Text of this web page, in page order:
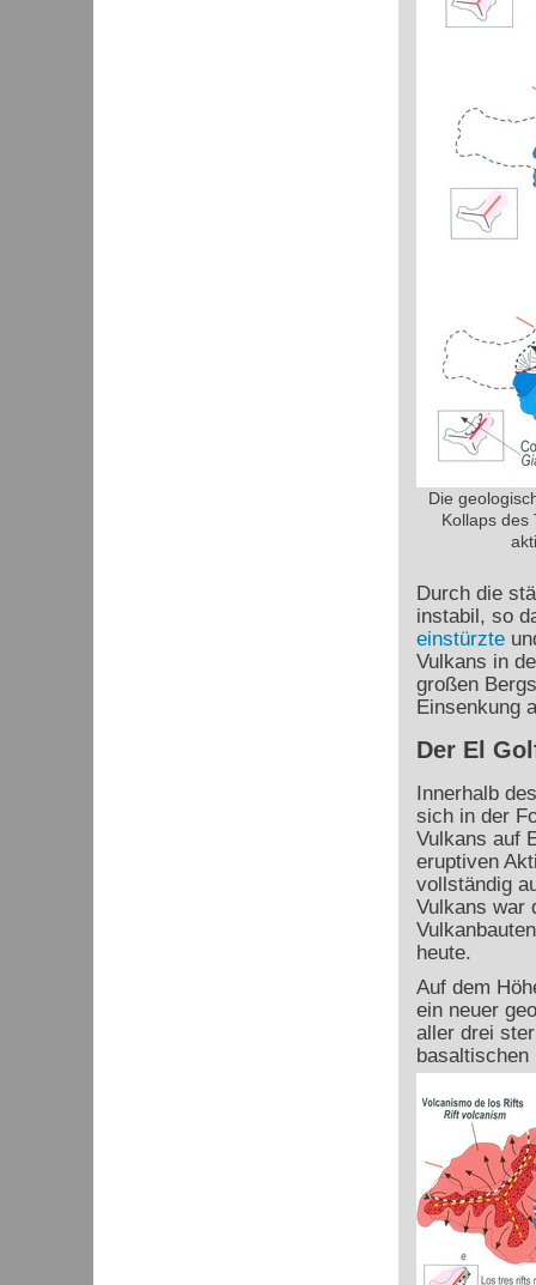
Die
Kollaps des
Durch die
instabil, so
einstürzte
Vulkans in
großen
Einsenkung
Der El
Innerhalb
sich in der
Vulkans auf
eruptiven
vollständig
Vulkans war
heute.
Auf dem
ein neuer
aller drei
basaltischen